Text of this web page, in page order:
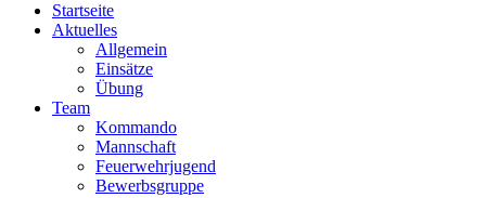
Startseite
Aktuelles
Allgemein
Einsätze
Übung
Team
Kommando
Mannschaft
Feuerwehrjugend
Bewerbsgruppe